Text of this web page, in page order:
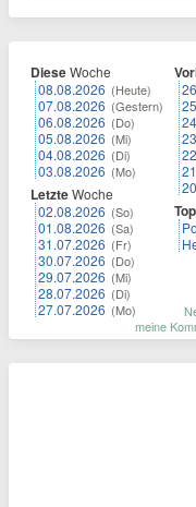
DieseWoche
08.08.2026 (Heute)
07.08.2026 (Gestern)
06.08.2026 (Do)
05.08.2026 (Mi)
04.08.2026 (Di)
03.08.2026 (Mo)
LetzteWoche
02.08.2026 (So)
01.08.2026 (Sa)
31.07.2026 (Fr)
30.07.2026 (Do)
29.07.2026 (Mi)
28.07.2026 (Di)
27.07.2026 (Mo)
Top
meine